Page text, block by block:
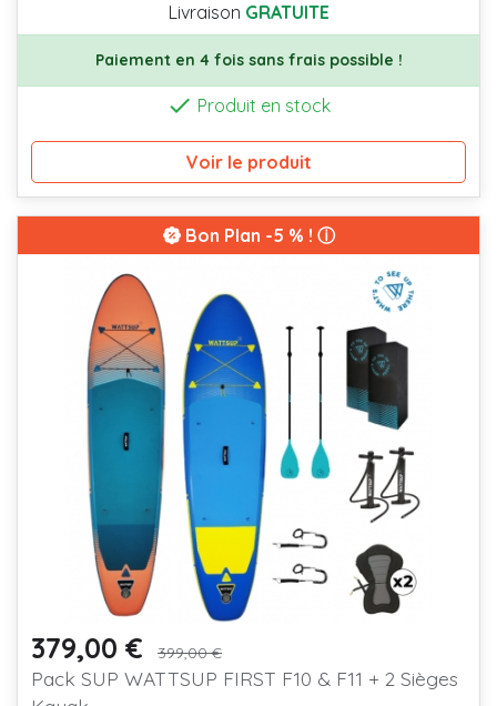
Livraison GRATUITE
Paiement en 4 fois sans frais possible !
 Produit en stock
Voir le produit
Bon Plan -5 % ! ⓘ
Prix
379,00 € Prix de base
399,00 €
Pack SUP WATTSUP FIRST F10 & F11 + 2 Sièges